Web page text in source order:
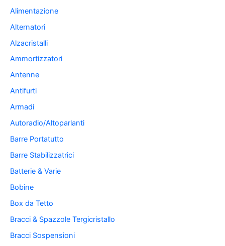
Alimentazione
Alternatori
Alzacristalli
Ammortizzatori
Antenne
Antifurti
Armadi
Autoradio/Altoparlanti
Barre Portatutto
Barre Stabilizzatrici
Batterie & Varie
Bobine
Box da Tetto
Bracci & Spazzole Tergicristallo
Bracci Sospensioni